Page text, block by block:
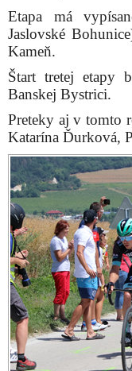
Etapa má
Jaslovské
Kameň.
Štart tretej etapy
Banskej Bystrici.
Preteky aj v tomto
Katarína Ďurková,